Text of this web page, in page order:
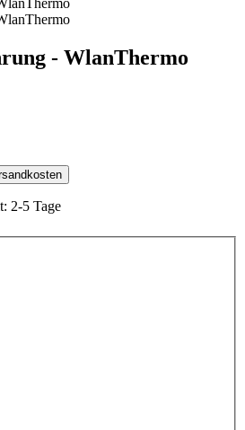
- WlanThermo
2-5 Tage